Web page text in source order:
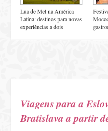
Lua de Mel na América
Latina: destinos para novas
experiências a dois
Viagens para a
Bratislava a partir